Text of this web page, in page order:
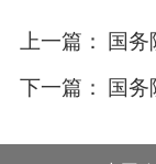
上一篇：
下一篇：